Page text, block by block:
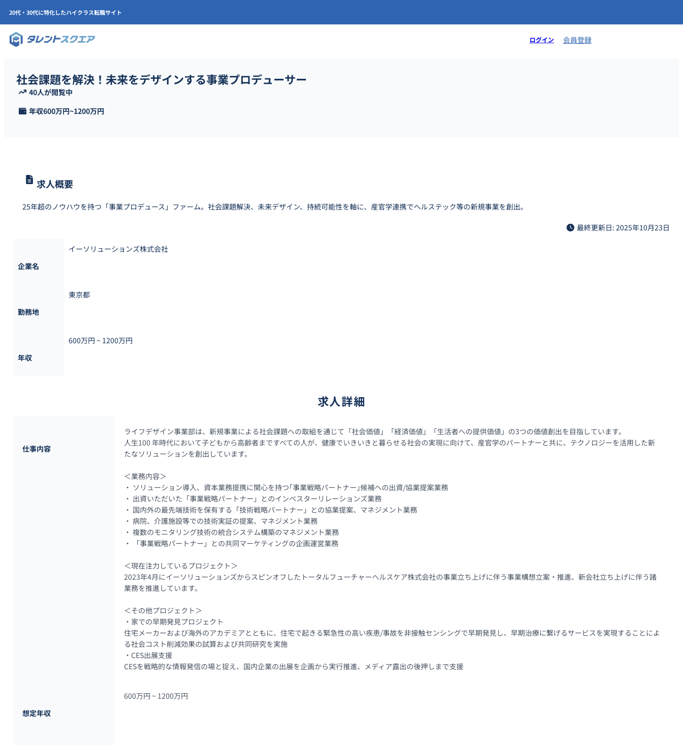
20代・30代に特化したハイクラス転職サイト
ログイン 会員登録
社会課題を解決！未来をデザインする事業プロデューサー
40人が閲覧中
年収600万円~1200万円
求人概要
25年超のノウハウを持つ「事業プロデュース」ファーム。社会課題解決、未来デザイン、持続可能性を軸に、産官学連携でヘルステック等の新規事業を創出。
最終更新日: 2025年10月23日
企業名
イーソリューションズ株式会社
勤務地
東京都
年収
600万円 ~ 1200万円
求人詳細
仕事内容
ライフデザイン事業部は、新規事業による社会課題への取組を通じて「社会価値」「経済価値」「生活者への提供価値」の3つの価値創出を目指しています。
人生100 年時代において子どもから高齢者まですべての人が、健康でいきいきと暮らせる社会の実現に向けて、産官学のパートナーと共に、テクノロジーを活用した新
たなソリューションを創出しています。
＜業務内容＞
・ ソリューション導入、資本業務提携に関心を持つ｢事業戦略パートナー｣候補への出資/協業提案業務
・ 出資いただいた「事業戦略パートナー」とのインベスターリレーションズ業務
・ 国内外の最先端技術を保有する「技術戦略パートナー」との協業提案、マネジメント業務
・ 病院、介護施設等での技術実証の提案、マネジメント業務
・ 複数のモニタリング技術の統合システム構築のマネジメント業務
・ 「事業戦略パートナー」との共同マーケティングの企画運営業務
＜現在注力しているプロジェクト＞
2023年4月にイーソリューションズからスピンオフしたトータルフューチャーヘルスケア株式会社の事業立ち上げに伴う事業構想立案・推進、新会社立ち上げに伴う諸
業務を推進しています。
＜その他プロジェクト＞
・家での早期発見プロジェクト
住宅メーカーおよび海外のアカデミアとともに、住宅で起きる緊急性の高い疾患/事故を非接触センシングで早期発見し、早期治療に繋げるサービスを実現することによ
る社会コスト削減効果の試算および共同研究を実施
・CES出展支援
CESを戦略的な情報発信の場と捉え、国内企業の出展を企画から実行推進、メディア露出の後押しまで支援
想定年収
600万円 ~ 1200万円